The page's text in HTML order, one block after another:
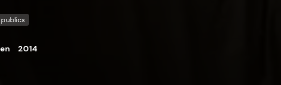
2014